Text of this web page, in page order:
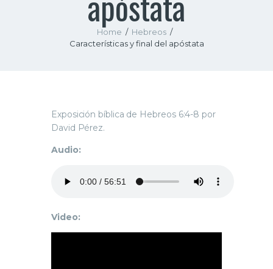
Home
Hebreos
Características y final del apóstata
CONTACTO
Exposición bíblica de Hebreos 6:4-8 por
David Pérez.
Audio:
Video: